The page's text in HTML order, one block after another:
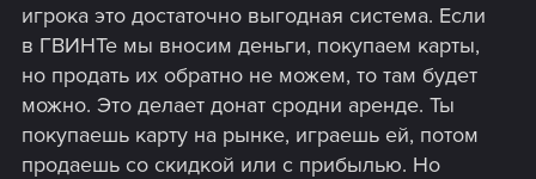
игрока это достаточно выгодная система. Если
в ГВИНТе мы вносим деньги, покупаем карты,
но продать их обратно не можем, то там будет
можно. Это делает донат сродни аренде. Ты
покупаешь карту на рынке, играешь ей, потом
продаешь со скидкой или с прибылью. Но